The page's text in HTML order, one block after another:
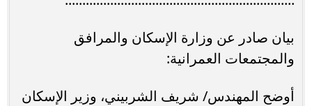
بيان صادر عن وزارة الإسكان والمرافق
والمجتمعات العمرانية:
أوضح المهندس/ شريف الشربيني، وزير الإسكان